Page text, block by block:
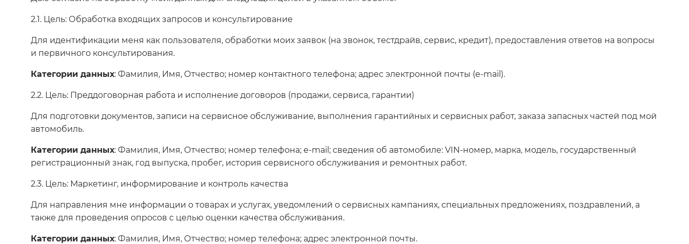
2.1. Цель: Обработка входящих запросов и консультирование
Для идентификации меня как пользователя, обработки моих заявок (на звонок, тестдрайв, сервис, кредит), предоставления ответов на вопросы
и первичного консультирования.
Категории данных: Фамилия, Имя, Отчество; номер контактного телефона; адрес электронной почты (e-mail).
2.2. Цель: Преддоговорная работа и исполнение договоров (продажи, сервиса, гарантии)
Для подготовки документов, записи на сервисное обслуживание, выполнения гарантийных и сервисных работ, заказа запасных частей под мой
автомобиль.
Категории данных: Фамилия, Имя, Отчество; номер телефона; e-mail; сведения об автомобиле: VIN-номер, марка, модель, государственный
регистрационный знак, год выпуска, пробег, история сервисного обслуживания и ремонтных работ.
2.3. Цель: Маркетинг, информирование и контроль качества
Для направления мне информации о товарах и услугах, уведомлений о сервисных кампаниях, специальных предложениях, поздравлений, а
также для проведения опросов с целью оценки качества обслуживания.
Категории данных: Фамилия, Имя, Отчество; номер телефона; адрес электронной почты.